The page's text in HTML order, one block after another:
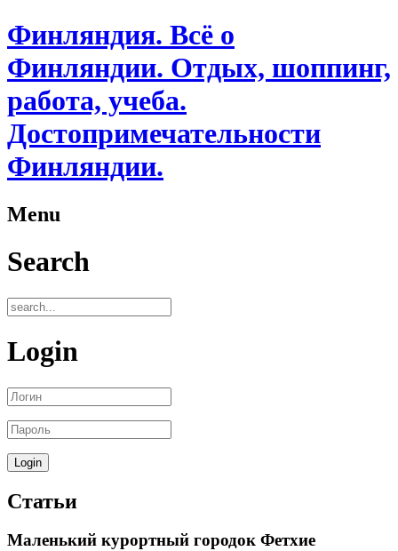
Финляндия. Всё о
Финляндии. Отдых, шоппинг,
работа, учеба.
Достопримечательности
Финляндии.
Menu
Search
Login
Статьи
Маленький курортный городок Фетхие